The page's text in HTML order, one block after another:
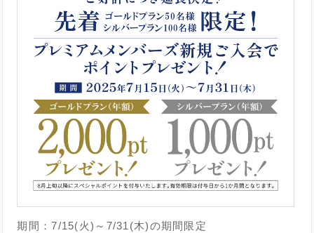
期間：7/15(火)～7/31(木)の期間限定